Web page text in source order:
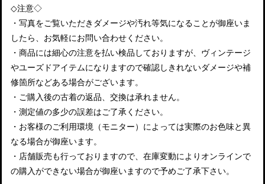
◇注意◇
・写真をご覧いただきダメージや汚れ等気になることが御座いま
したら、お気軽にお問い合わせください。
・商品には細心の注意を払い検品しておりますが、ヴィンテージ
やユーズドアイテムになりますので確認しきれないダメージや補
修箇所などある場合がございます。
・ご購入後の古着の返品、交換は承れません。
・測定値の多少の誤差はご了承ください。
・お客様のご利用環境（モニター）によっては実際のお色味と異
なる場合が御座います。
・店舗販売も行っておりますので、在庫変動によりオンラインで
の購入ができない場合が御座いますので予めご了承下さい。